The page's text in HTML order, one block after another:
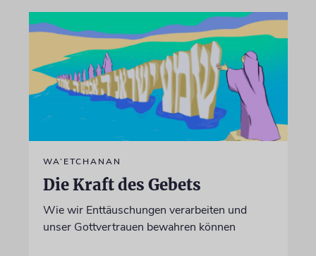
WA’ETCHANAN
Die Kraft des Gebets
Wie wir Enttäuschungen verarbeiten und
unser Gottvertrauen bewahren können